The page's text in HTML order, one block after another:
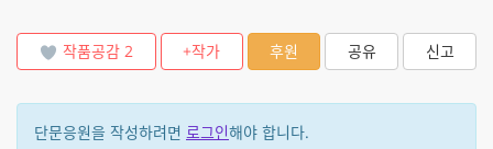
작품공감 2 +작가 후원 공유 신고
단문응원을 작성하려면 로그인해야 합니다.